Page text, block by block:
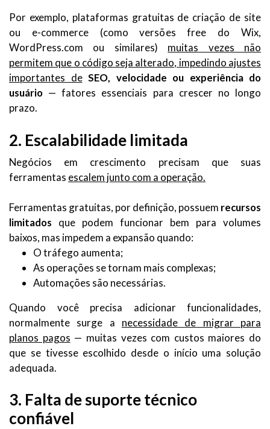
Por exemplo, plataformas gratuitas de criação de site
ou e-commerce (como versões free do Wix,
WordPress.com ou similares) muitas vezes não
permitem que o código seja alterado, impedindo ajustes
importantes de SEO, velocidade ou experiência do
usuário — fatores essenciais para crescer no longo
prazo.
2. Escalabilidade limitada
Negócios em crescimento precisam que suas
ferramentas escalem junto com a operação.
Ferramentas gratuitas, por definição, possuem recursos
limitados que podem funcionar bem para volumes
baixos, mas impedem a expansão quando:
O tráfego aumenta;
As operações se tornam mais complexas;
Automações são necessárias.
Quando você precisa adicionar funcionalidades,
normalmente surge a necessidade de migrar para
planos pagos — muitas vezes com custos maiores do
que se tivesse escolhido desde o início uma solução
adequada.
3. Falta de suporte técnico
confiável